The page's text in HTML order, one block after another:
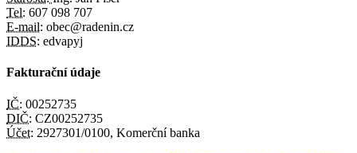
Tel: 607 098 707
E-mail: obec@radenin.cz
IDDS: edvapyj
Fakturační údaje
IČ: 00252735
DIČ: CZ00252735
Účet: 2927301/0100, Komerční banka